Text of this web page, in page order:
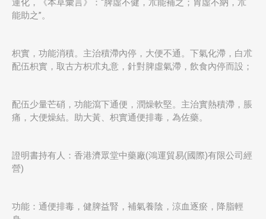
運化，《本草彙言》：“脾虛不健，朮能補之；胃虛不納，朮
能助之”。
枳實，功能消積。主治積滯內停，大便不通。下氣化滯，白朮
配伍枳實，取古方枳朮丸意，針對脾虛氣滯，飲食內停而設；
配伍少量芒硝，功能瀉下通便，潤燥軟堅。主治實熱積滯，脹
痛，大便燥結。助大黃、枳實通便排毒，為佐藥。
證明書持有人：香港濟眾堂中藥廠(鴻運貿易(國際)有限公司經
營)
功能：通便排毒，健脾益腎，補氣養陰，涼血逐瘀，降脂輕